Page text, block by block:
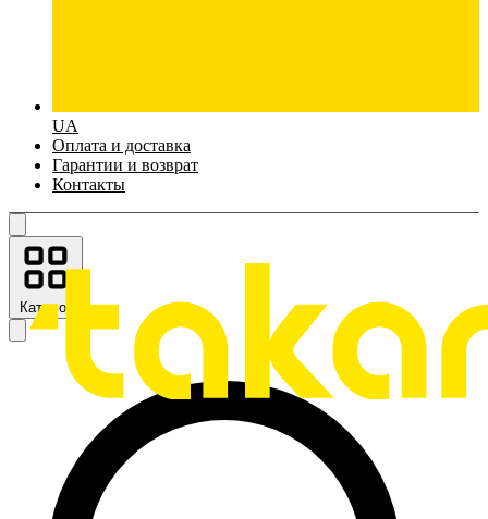
UA
Оплата и доставка
Гарантии и возврат
Контакты
Каталог